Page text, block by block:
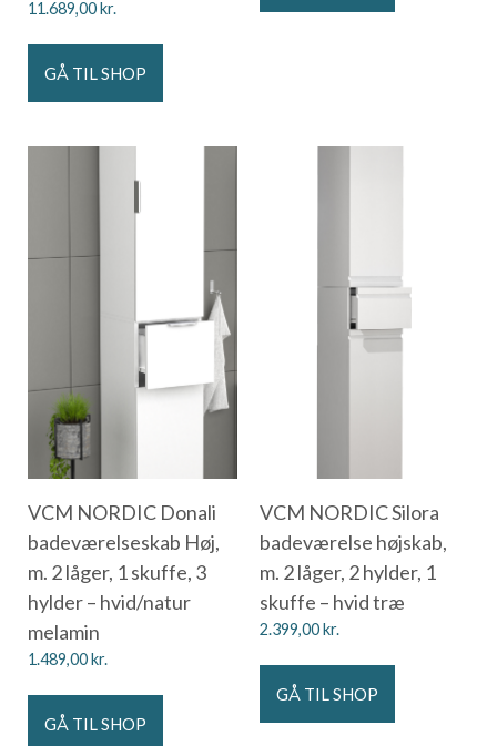
11.689,00kr.
GÅ TIL SHOP
VCM NORDIC Donali
badeværelseskab Høj,
m. 2 låger, 1 skuffe, 3
hylder – hvid/natur
melamin
1.489,00kr.
GÅ TIL SHOP
VCM NORDIC Silora
badeværelse højskab,
m. 2 låger, 2 hylder, 1
skuffe – hvid træ
2.399,00kr.
GÅ TIL SHOP